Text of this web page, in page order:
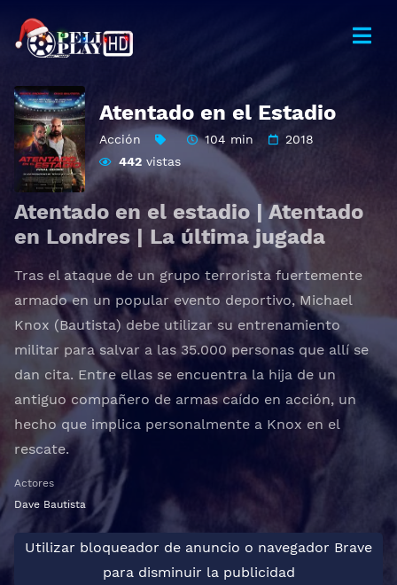
Atentado en el Estadio
Acción 104 min
2018
442 vistas
Atentado en el estadio | Atentado
en Londres | La última jugada
Tras el ataque de un grupo terrorista fuertemente
armado en un popular evento deportivo, Michael
Knox (Bautista) debe utilizar su entrenamiento
militar para salvar a las 35.000 personas que allí se
dan cita. Entre ellas se encuentra la hija de un
antiguo compañero de armas caído en acción, un
hecho que implica personalmente a Knox en el
rescate.
Actores
Dave Bautista
Utilizar bloqueador de anuncio o navegador Brave
para disminuir la publicidad